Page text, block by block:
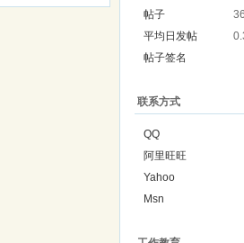
帖子
平均日发帖
帖子签名
联系方式
QQ
阿里旺旺
Yahoo
Msn